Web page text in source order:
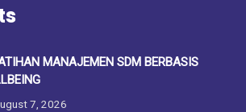
MANAJEMEN SDM BERBASIS
7, 2026